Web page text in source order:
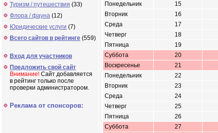
Туризм / путешествия (33)
Флора / фауна (12)
Юридические услуги (7)
Всего сайтов в рейтинге (559)
Вход для участников
Предложить свой сайт
Внимание! Сайт добавляется
в рейтинг только после
проверки администратором.
Реклама от спонсоров:
Понедельник
15
Вторник
16
Среда
17
Четверг
18
Пятница
19
Суббота
20
Воскресенье
21
Понедельник
22
Вторник
23
Среда
24
Четверг
25
Пятница
26
Суббота
27